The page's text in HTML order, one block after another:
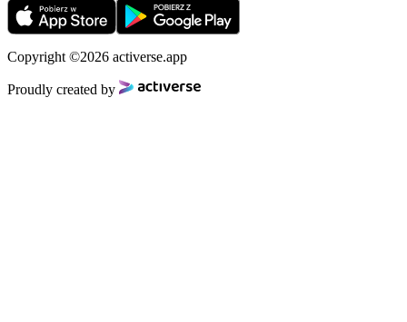
Copyright ©2026 activerse.app
Proudly created by